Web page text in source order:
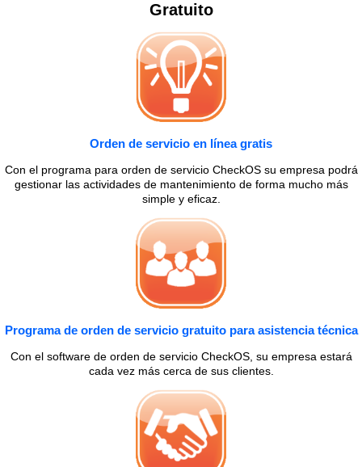
Gratuito
Orden de servicio en línea gratis
Con el programa para orden de servicio CheckOS su empresa podrá
gestionar las actividades de mantenimiento de forma mucho más
simple y eficaz.
Programa de orden de servicio gratuito para asistencia técnica
Con el software de orden de servicio CheckOS, su empresa estará
cada vez más cerca de sus clientes.